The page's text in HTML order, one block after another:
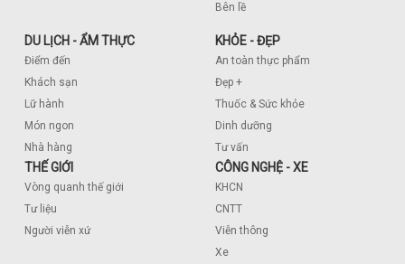
Bên lề
DU LỊCH - ẨM THỰC
Điểm đến
Khách sạn
Lữ hành
Món ngon
Nhà hàng
KHỎE - ĐẸP
An toàn thực phẩm
Đẹp +
Thuốc & Sức khỏe
Dinh dưỡng
Tư vấn
THẾ GIỚI
Vòng quanh thế giới
Tư liệu
Người viễn xứ
CÔNG NGHỆ - XE
KHCN
CNTT
Viễn thông
Xe